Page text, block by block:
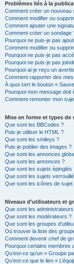
Problèmes liés à la
Comment créer un nouveau
Comment modifier ou
Comment ajouter une
Comment créer un sondage
Pourquoi ne puis-je pas
Comment modifier ou
Pourquoi ne puis-je pas
Pourquoi ne puis-je pas
Pourquoi ai-je reçu un
Comment rapporter des
À quoi sert le bouton «
Pourquoi mon message doit
Comment remonter mon
Mise en forme et types de
Que sont les BBCodes ?
Puis-je utiliser le HTML ?
Que sont les smileys ?
Puis-je publier des images ?
Que sont les annonces
Que sont les annonces ?
Que sont les sujets épinglés
Que sont les sujets
Que sont les icônes de sujet
Niveaux d’utilisateurs et
Que sont les
Que sont les modérateurs ?
Que sont les groupes
Où trouver la liste des
Comment devenir chef de
Pourquoi certains membres
Qu’est-ce qu’un « Groupe
Qu’est-ce que le lien «